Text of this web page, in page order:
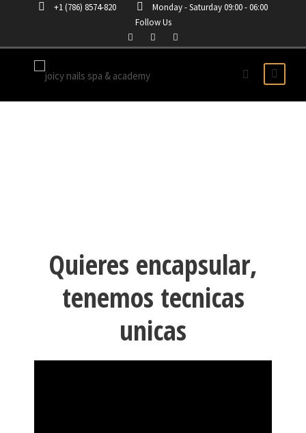
+1 (786) 8574-820
Monday - Saturday 09:00 - 06:00
Follow Us
Quieres encapsular,
tenemos tecnicas
unicas